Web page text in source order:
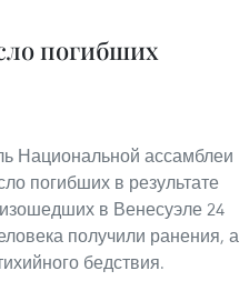
погибших
Национальной ассамблеи
погибших в результате
в Венесуэле 24
получили ранения, а
бедствия.